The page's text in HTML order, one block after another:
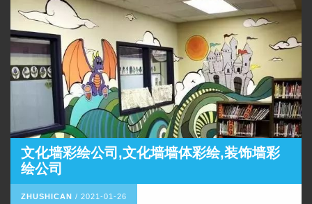
文化墙彩绘公司,文化墙墙体彩绘,装饰墙彩
绘公司
ZHUSHICAN / 2021-01-26